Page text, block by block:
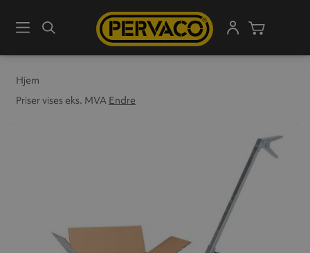
MenySøk
Hjem
Priser vises eks. MVA Endre